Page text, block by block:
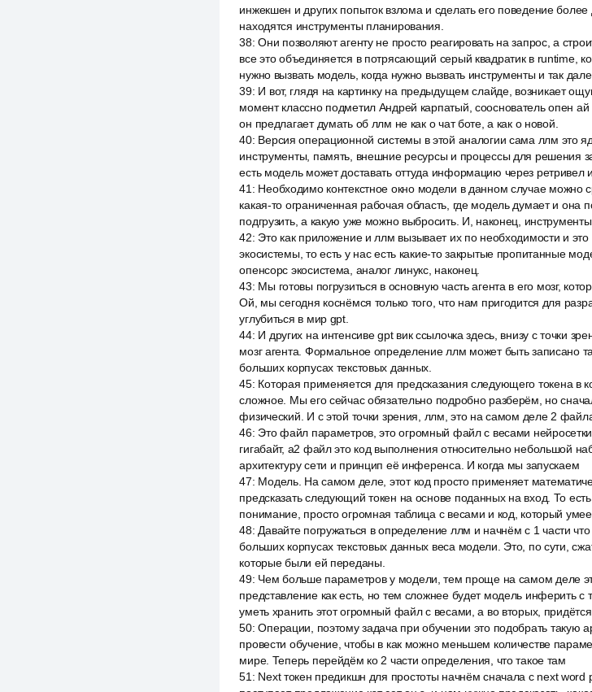
инжекшен и других попыток взлома и сделать его поведение
находятся инструменты планирования.
38:Они позволяют агенту не просто реагировать на запрос, а
все это объединяется в потрясающий серый квадратик в runtime,
нужно вызвать модель, когда нужно вызвать инструменты и так
39: И вот, глядя на картинку на предыдущем слайде, возникает
момент классно подметил Андрей карпатый, сооснователь опен
он предлагает думать об ллм не как о чат боте, а как о новой.
40: Версия операционной системы в этой аналогии сама ллм это
инструменты, память, внешние ресурсы и процессы для решения
есть модель может доставать оттуда информацию через ретривел
41 : Необходимо контекстное окно модели в данном случае можно
какая-то ограниченная рабочая область, где модель думает и
подгрузить, а какую уже можно выбросить. И, наконец,
42: Это как приложение и ллм вызывает их по необходимости и
экосистемы, то есть у нас есть какие-то закрытые пропитанные
опенсорс экосистема, аналог линукс, наконец.
43: Мы готовы погрузиться в основную часть агента в его мозг,
Ой, мы сегодня коснёмся только того, что нам пригодится для
углубиться в мир gpt.
44: И других на интенсиве gpt вик ссылочка здесь, внизу с точки
мозг агента. Формальное определение ллм может быть записано
больших корпусах текстовых данных.
45: Которая применяется для предсказания следующего токена в
сложное. Мы его сейчас обязательно подробно разберём, но
физический. И с этой точки зрения, ллм, это на самом деле 2
46: Это файл параметров, это огромный файл с весами
гигабайт, a2 файл это код выполнения относительно небольшой
архитектуру сети и принцип её инференса. И когда мы запускаем
47: Модель. На самом деле, этот код просто применяет
предсказать следующий токен на основе поданных на вход. То
понимание, просто огромная таблица с весами и код, который
48: Давайте погружаться в определение ллм и начнём с 1 части
больших корпусах текстовых данных веса модели. Это, по сути,
которые были ей переданы.
49: Чем больше параметров у модели, тем проще на самом деле
представление как есть, но тем сложнее будет модель инферить с
уметь хранить этот огромный файл с весами, а во вторых,
50:Операции, поэтому задача при обучении это подобрать такую
провести обучение, чтобы в как можно меньшем количестве
мире. Теперь перейдём ко 2 части определения, что такое там
51 : Next токен предикшн для простоты начнём сначала с next word